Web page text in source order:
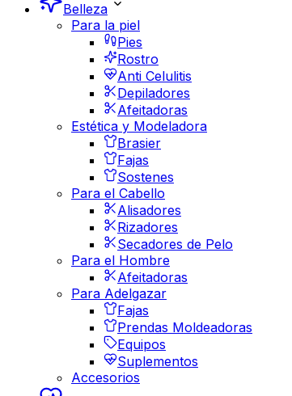
Belleza
Para la piel
Pies
Rostro
Anti Celulitis
Depiladores
Afeitadoras
Estética y Modeladora
Brasier
Fajas
Sostenes
Para el Cabello
Alisadores
Rizadores
Secadores de Pelo
Para el Hombre
Afeitadoras
Para Adelgazar
Fajas
Prendas Moldeadoras
Equipos
Suplementos
Accesorios